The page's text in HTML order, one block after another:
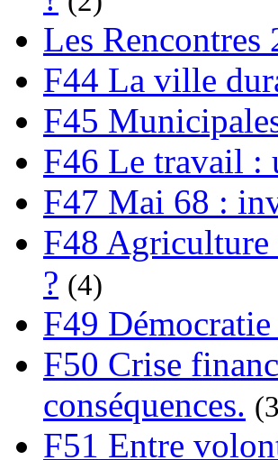
Les Rencontres
F44 La ville
F45
F46 Le travail :
F47 Mai 68 :
F48 Agriculture
? (4)
F49
F50 Crise
conséquences.
F51 Entre